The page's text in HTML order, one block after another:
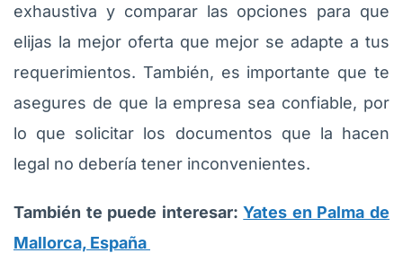
exhaustiva y comparar las opciones para que
elijas la mejor oferta que mejor se adapte a tus
requerimientos. También, es importante que te
asegures de que la empresa sea confiable, por
lo que solicitar los documentos que la hacen
legal no debería tener inconvenientes.
También te puede interesar:Yates en Palma de
Mallorca, España